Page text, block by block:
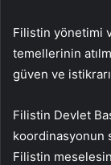
Filistin yönetimi
temellerinin
güven ve
Filistin Devlet
koordinasyonun
Filistin